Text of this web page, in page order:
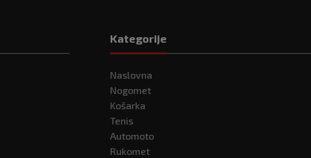
Kategorije
Naslovna
Nogomet
Košarka
Tenis
Automoto
Rukomet